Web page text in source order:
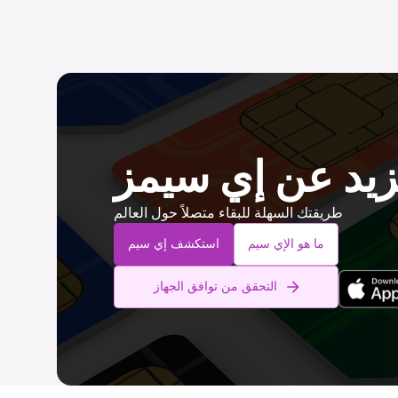
عن إي سيمز
طريقتك السهلة للبقاء متصلاً حول العالم
استكشف إي سيم ما هو الإي سيم
التحقق من توافق الجهاز